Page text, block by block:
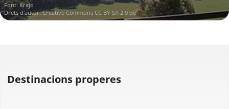
Font:Krajo
Drets d'autor:Creative Commons CC BY-SA 2.0 de
Destinacions properes